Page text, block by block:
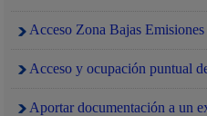
Acceso Zona Bajas Emisiones
Acceso y ocupación puntual
Aportar documentación a un